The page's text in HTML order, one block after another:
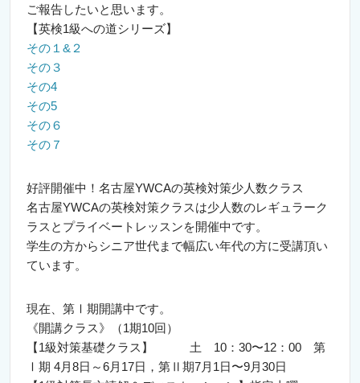
ご報告したいと思います。
【英検1級への道シリーズ】
その１&２
その３
その4
その5
その６
その７
好評開催中！名古屋YWCAの英検対策少人数クラス
名古屋YWCAの英検対策クラスは少人数のレギュラーク
ラスとプライベートレッスンを開催中です。
学生の方からシニア世代まで幅広い年代の方に受講頂い
ています。
現在、第Ⅰ期開講中です。
《開講クラス》（1期10回）
【1級対策基礎クラス】 土 10：30〜12：00 第
Ⅰ期 4月8日～6月17日，第Ⅱ期7月1日〜9月30日